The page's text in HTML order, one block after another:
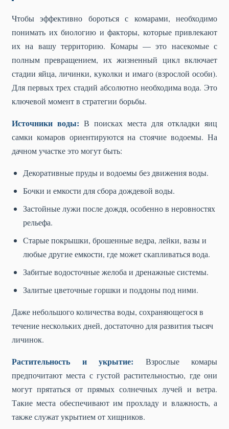
Чтобы эффективно бороться с комарами, необходимо
понимать их биологию и факторы, которые привлекают
их на вашу территорию. Комары — это насекомые с
полным превращением, их жизненный цикл включает
стадии яйца, личинки, куколки и имаго (взрослой особи).
Для первых трех стадий абсолютно необходима вода. Это
ключевой момент в стратегии борьбы.
Источники воды: В поисках места для откладки яиц
самки комаров ориентируются на стоячие водоемы. На
дачном участке это могут быть:
Декоративные пруды и водоемы без движения воды.
Бочки и емкости для сбора дождевой воды.
Застойные лужи после дождя, особенно в неровностях
рельефа.
Старые покрышки, брошенные ведра, лейки, вазы и
любые другие емкости, где может скапливаться вода.
Забитые водосточные желоба и дренажные системы.
Залитые цветочные горшки и поддоны под ними.
Даже небольшого количества воды, сохраняющегося в
течение нескольких дней, достаточно для развития тысяч
личинок.
Растительность и укрытие: Взрослые комары
предпочитают места с густой растительностью, где они
могут прятаться от прямых солнечных лучей и ветра.
Такие места обеспечивают им прохладу и влажность, а
также служат укрытием от хищников.